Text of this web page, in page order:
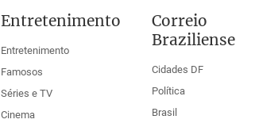
Entretenimento
Entretenimento
Famosos
Séries e TV
Cinema
Correio
Braziliense
Cidades DF
Política
Brasil